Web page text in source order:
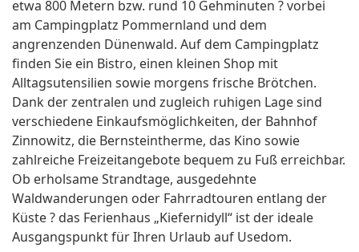
etwa 800 Metern bzw. rund 10 Gehminuten ? vorbei
am Campingplatz Pommernland und dem
angrenzenden Dünenwald. Auf dem Campingplatz
finden Sie ein Bistro, einen kleinen Shop mit
Alltagsutensilien sowie morgens frische Brötchen.
Dank der zentralen und zugleich ruhigen Lage sind
verschiedene Einkaufsmöglichkeiten, der Bahnhof
Zinnowitz, die Bernsteintherme, das Kino sowie
zahlreiche Freizeitangebote bequem zu Fuß erreichbar.
Ob erholsame Strandtage, ausgedehnte
Waldwanderungen oder Fahrradtouren entlang der
Küste ? das Ferienhaus „Kiefernidyll“ ist der ideale
Ausgangspunkt für Ihren Urlaub auf Usedom.